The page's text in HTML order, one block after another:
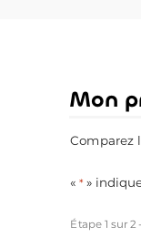
Mon
Comparez
«* »
Étape1 sur2